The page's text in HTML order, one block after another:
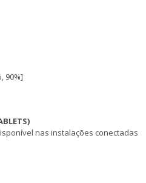
90%]
nas instalações conectadas